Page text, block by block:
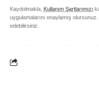
Kaydolmakla, Kullanım Şartlarımızı
uygulamalarını onaylamış
edebilirsiniz.